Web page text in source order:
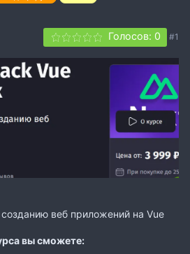
Голосов: 0 #1
веб приложений на Vue
вы сможете: